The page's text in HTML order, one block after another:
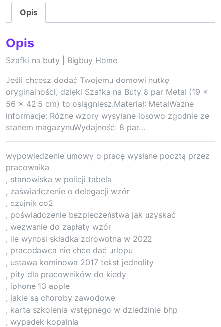
Opis
Opis
Szafki na buty | Bigbuy Home
Jeśli chcesz dodać Twojemu domowi nutkę
oryginalności, dzięki Szafka na Buty 8 par Metal (19 x
56 x 42,5 cm) to osiągniesz.Materiał: MetalWażne
informacje: Różne wzory wysyłane losowo zgodnie ze
stanem magazynuWydajność: 8 par…
wypowiedzenie umowy o pracę wysłane pocztą przez
pracownika
, stanowiska w policji tabela
, zaświadczenie o delegacji wzór
, czujnik co2
, poświadczenie bezpieczeństwa jak uzyskać
, wezwanie do zapłaty wzór
, ile wynosi składka zdrowotna w 2022
, pracodawca nie chce dać urlopu
, ustawa kominowa 2017 tekst jednolity
, pity dla pracowników do kiedy
, iphone 13 apple
, jakie są choroby zawodowe
, karta szkolenia wstępnego w dziedzinie bhp
, wypadek kopalnia